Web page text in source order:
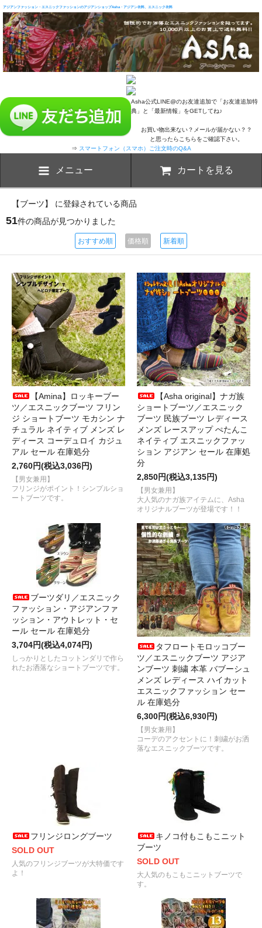
アジアンファッション・エスニックファッションのアジアンショップAsha・アジアン衣料、エスニック衣料
Asha公式LINE@のお友達追加で「お友達追加特
典」と「最新情報」をGETしてね♪
お買い物出来ない？メールが届かない？？
と思ったらこちらをご確認下さい。
⇒ スマートフォン（スマホ）ご注文時のQ&A
メニュー カートを見る
【ブーツ】 に登録されている商品
51件の商品が見つかりました
おすすめ順 価格順 新着順
【Amina】ロッキーブー
ツ／エスニックブーツ フリン
ジ ショートブーツ モカシン ナ
チュラル ネイティブ メンズ レ
ディース コーデュロイ カジュ
アル セール 在庫処分
2,760円(税込3,036円)
【男女兼用】
フリンジがポイント！シンプルショ
ートブーツです。
【Asha original】ナガ族
ショートブーツ／エスニック
ブーツ 民族ブーツ レディース
メンズ レースアップ ぺたんこ
ネイティブ エスニックファッ
ション アジアン セール 在庫処
分
2,850円(税込3,135円)
【男女兼用】
大人気のナガ族アイテムに、Asha
オリジナルブーツが登場です！！
ブーツダリ／エスニック
ファッション・アジアンファ
ッション・アウトレット・セ
ール セール 在庫処分
3,704円(税込4,074円)
しっかりとしたコットンダリで作ら
れたお洒落なショートブーツです。
タフロートモロッコブー
ツ／エスニックブーツ アジア
ンブーツ 刺繍 本革 バブーシュ
メンズ レディース ハイカット
エスニックファッション セー
ル 在庫処分
6,300円(税込6,930円)
【男女兼用】
コーデのアクセントに！刺繍がお洒
落なエスニックブーツです。
フリンジロングブーツ
SOLD OUT
人気のフリンジブーツが大特価です
よ！
キノコ付もこもこニット
ブーツ
SOLD OUT
大人気のもこもこニットブーツで
す。